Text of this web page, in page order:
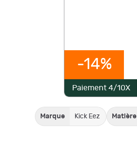
-14%
Paiement 4/10X
Marque Kick Eez Matière